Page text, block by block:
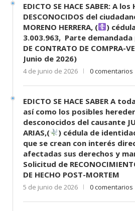
EDICTO SE HACE SABER: A los
DESCONOCIDOS del
MORENO HERRERA, (
)
3.003.963, Parte demandada
DE CONTRATO DE COMPRA-
Junio de 2026)
4 de junio de 2026 0 comentarios
EDICTO SE HACE SABER A
así como los posibles
desconocidos del causante
ARIAS,(
) cédula de
que se crean con interés
afectadas sus derechos y
Solicitud de
DE HECHO POST-MORTEM
5 de junio de 2026 0 comentarios